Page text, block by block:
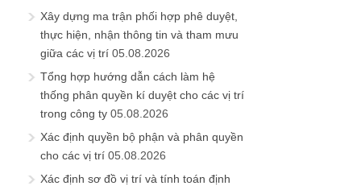
Xây dựng ma trận phối hợp phê duyệt,
thực hiện, nhận thông tin và tham mưu
giữa các vị trí 05.08.2026
Tổng hợp hướng dẫn cách làm hệ
thống phân quyền kí duyệt cho các vị trí
trong công ty 05.08.2026
Xác định quyền bộ phận và phân quyền
cho các vị trí 05.08.2026
Xác định sơ đồ vị trí và tính toán định